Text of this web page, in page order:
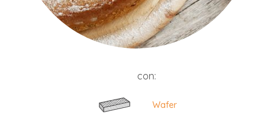
con:
Wafer